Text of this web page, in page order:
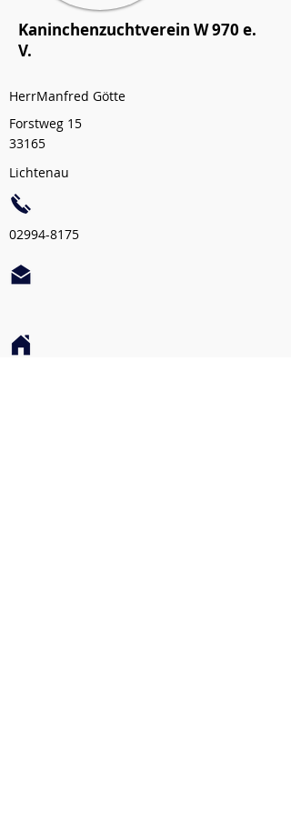
Kaninchenzuchtverein W 970 e.
V.
HerrManfred Götte
Forstweg 15
33165
Lichtenau
02994-8175